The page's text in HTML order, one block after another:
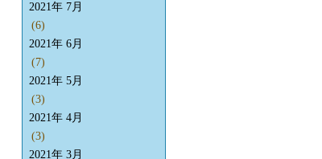
2021年 7月
(6)
2021年 6月
(7)
2021年 5月
(3)
2021年 4月
(3)
2021年 3月